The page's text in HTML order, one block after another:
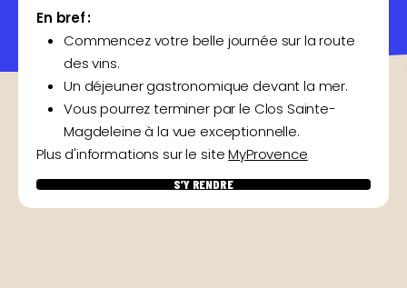
En bref :
Commencez votre belle journée sur la route
des vins.
Un déjeuner gastronomique devant la mer.
Vous pourrez terminer par le Clos Sainte-
Magdeleine à la vue exceptionnelle.
Plus d'informations sur le siteMyProvence
S’Y RENDRE